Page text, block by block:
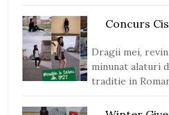
Concurs
Dragii mei,
minunat alaturi
traditie in